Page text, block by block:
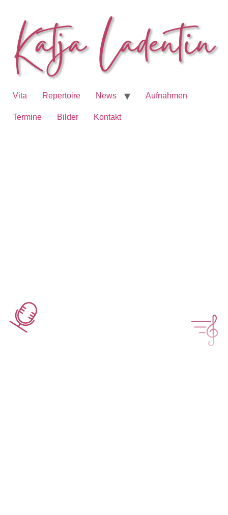
Vita Repertoire News Aufnahmen
Termine Bilder Kontakt